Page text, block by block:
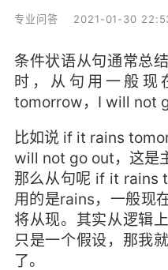
专业问答 2021-01-30
条件状语从句通常总
时，从句用一般现
tomorrow，I will not
比如说 if it rains
will not go out，这是
那么从句呢 if it rains
用的是rains，一般现
将从现。其实从逻辑
只是一个假设，那我
了。